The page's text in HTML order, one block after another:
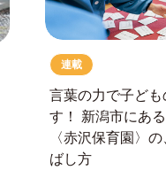
連載
言葉の力で子ど
す！ 新潟市にあ
〈赤沢保育園〉
ばし方